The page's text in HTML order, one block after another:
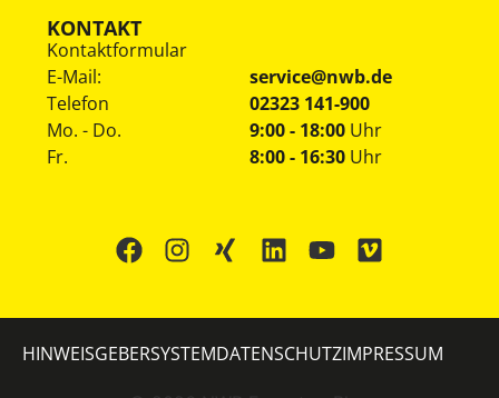
KONTAKT
Kontaktformular
E-Mail:
service@nwb.de
Telefon
02323 141-900
Mo. - Do.
Fr.
9:00 - 18:00 Uhr
8:00 - 16:30 Uhr
HINWEISGEBERSYSTEMDATENSCHUTZIMPRESSUM